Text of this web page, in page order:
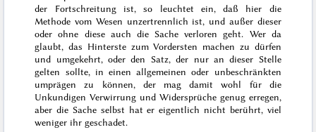
der Fortschreitung ist, so leuchtet ein, daß hier die
Methode vom Wesen unzertrennlich ist, und außer dieser
oder ohne diese auch die Sache verloren geht. Wer da
glaubt, das Hinterste zum Vordersten machen zu dürfen
und umgekehrt, oder den Satz, der nur an dieser Stelle
gelten sollte, in einen allgemeinen oder unbeschränkten
umprägen zu können, der mag damit wohl für die
Unkundigen Verwirrung und Widersprüche genug erregen,
aber die Sache selbst hat er eigentlich nicht berührt, viel
weniger ihr geschadet.